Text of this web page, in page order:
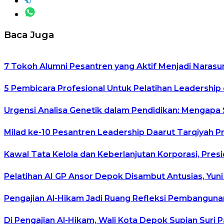
Baca Juga
7 Tokoh Alumni Pesantren yang Aktif Menjadi
5 Pembicara Profesional Untuk Pelatihan Leadership
Urgensi Analisa Genetik dalam Pendidikan:
Milad ke-10 Pesantren Leadership Daarut Tarqiyah
Kawal Tata Kelola dan Keberlanjutan Korporasi,
Pelatihan AI GP Ansor Depok Disambut Antusias,
Pengajian Al-Hikam Jadi Ruang Refleksi
Di Pengajian Al-Hikam, Wali Kota Depok Supian Suri